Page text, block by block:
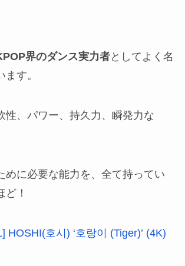
界のダンス実力者としてよく名
す。
性、パワー、持久力、瞬発力な
めに必要な能力を、全て持ってい
ど！
HOSHI(호시) ‘호랑이 (Tiger)’ (4K)